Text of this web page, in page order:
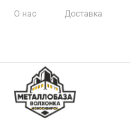
О нас Доставка